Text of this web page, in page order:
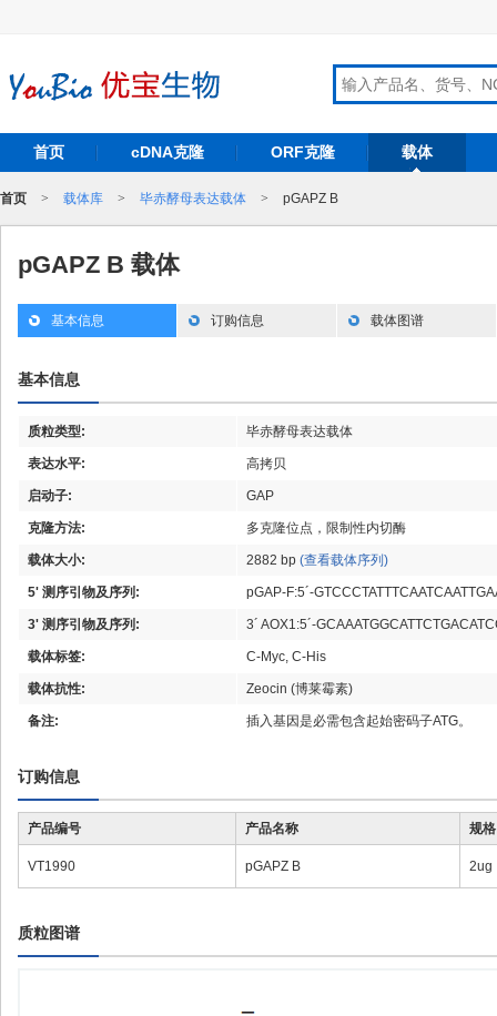
首页 cDNA克隆 ORF克隆 载体
首页 > 载体库 > 毕赤酵母表达载体 > pGAPZ B
pGAPZ B 载体
基本信息 订购信息 载体图谱
基本信息
质粒类型: 毕赤酵母表达载体
表达水平: 高拷贝
启动子: GAP
克隆方法: 多克隆位点，限制性内切酶
载体大小: 2882 bp (查看载体序列)
5' 测序引物及序列: pGAP-F:5´-
3' 测序引物及序列: 3´ AOX1:5´-
载体标签: C-Myc, C-His
载体抗性: Zeocin (博莱霉素)
备注: 插入基因是必需包含起始密码子ATG。
订购信息
产品编号 产品名称 规格
VT1990 pGAPZ B 2ug
质粒图谱